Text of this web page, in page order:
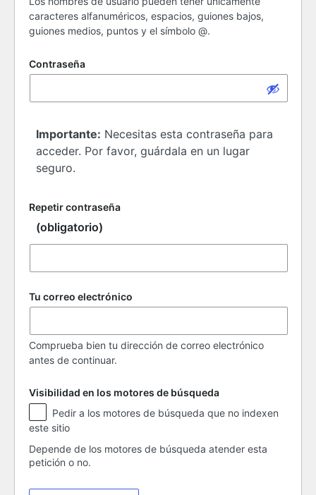
caracteres alfanuméricos, espacios, guiones bajos,
guiones medios, puntos y el símbolo @.
Contraseña
Importante: Necesitas esta contraseña para
acceder. Por favor, guárdala en un lugar
seguro.
Repetir contraseña
(obligatorio)
Tu correo electrónico
Comprueba bien tu dirección de correo electrónico
antes de continuar.
Visibilidad en los motores de búsqueda
Visibilidad
en
los
motores
de
búsqueda
este sitio
Depende de los motores de búsqueda atender esta
petición o no.